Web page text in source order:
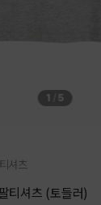
1 5
티셔츠
티셔츠 (토들러)